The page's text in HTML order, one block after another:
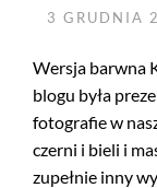
3 GRUDNIA
Wersja barwna
blogu była
fotografie w
czerni i bieli i
zupełnie inny